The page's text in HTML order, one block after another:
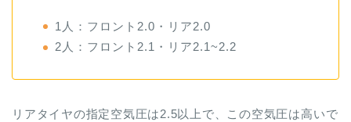
1人：フロント2.0・リア2.0
2人：フロント2.1・リア2.1~2.2
リアタイヤの指定空気圧は2.5以上で、この空気圧は高いで